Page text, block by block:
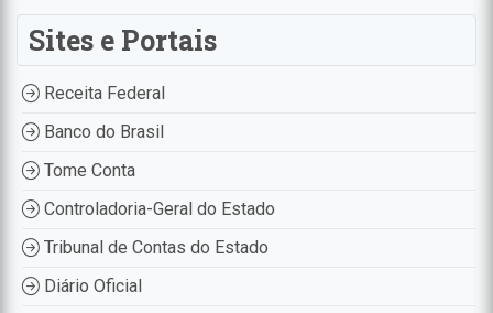
Sites e Portais
Receita Federal
Banco do Brasil
Tome Conta
Controladoria-Geral do Estado
Tribunal de Contas do Estado
Diário Oficial